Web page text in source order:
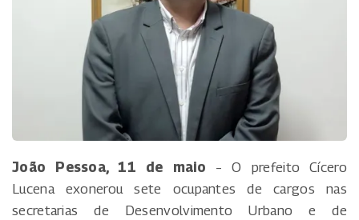
João Pessoa, 11 de maio – O prefeito Cícero
Lucena exonerou sete ocupantes de cargos nas
secretarias de Desenvolvimento Urbano e de